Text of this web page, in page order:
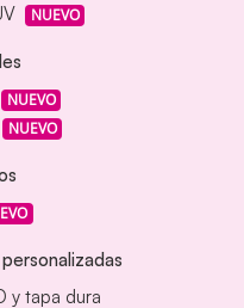
NUEVO
NUEVO
NUEVO
y tapa dura